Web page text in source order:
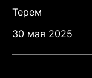
Терем
30 мая 2025